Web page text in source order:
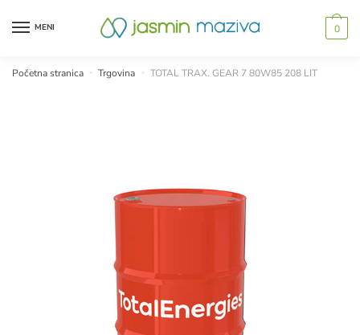
MENI 0
Početna stranica » Trgovina » TOTAL TRAX. GEAR 7 80W85 208 LIT